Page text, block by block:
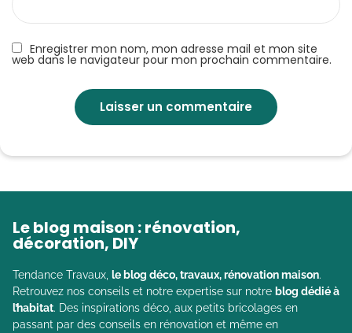
Enregistrer mon nom, mon adresse mail et mon site
web dans le navigateur pour mon prochain commentaire.
Le blog maison : rénovation,
décoration, DIY
Tendance Travaux, le blog déco, travaux, rénovation maison.
Retrouvez nos conseils et notre expertise sur notre blog dédié à
l’habitat. Des inspirations déco, aux petits bricolages en
passant par des conseils en rénovation et même en